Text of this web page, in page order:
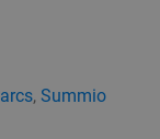
, Summio